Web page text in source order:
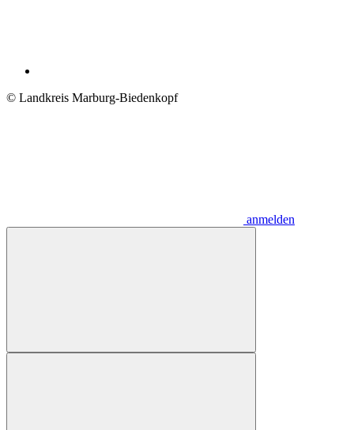
© Landkreis Marburg-Biedenkopf
anmelden